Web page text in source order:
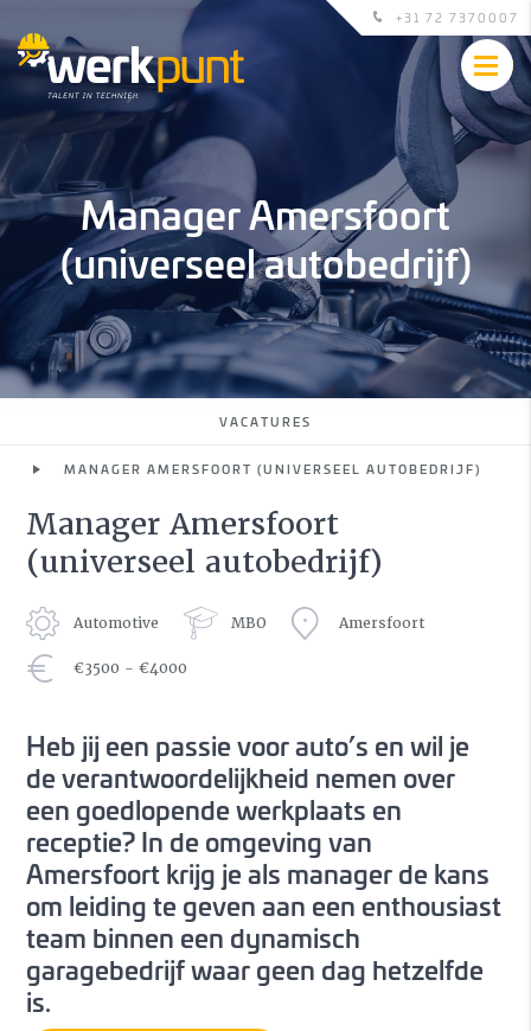
+31 72 7370007
Manager Amersfoort
(universeel autobedrijf)
VACATURES
MANAGER AMERSFOORT (UNIVERSEEL AUTOBEDRIJF)
Manager Amersfoort
(universeel autobedrijf)
Automotive MBO Amersfoort
€3500 - €4000
Heb jij een passie voor auto’s en wil je
de verantwoordelijkheid nemen over
een goedlopende werkplaats en
receptie? In de omgeving van
Amersfoort krijg je als manager de kans
om leiding te geven aan een enthousiast
team binnen een dynamisch
garagebedrijf waar geen dag hetzelfde
is.